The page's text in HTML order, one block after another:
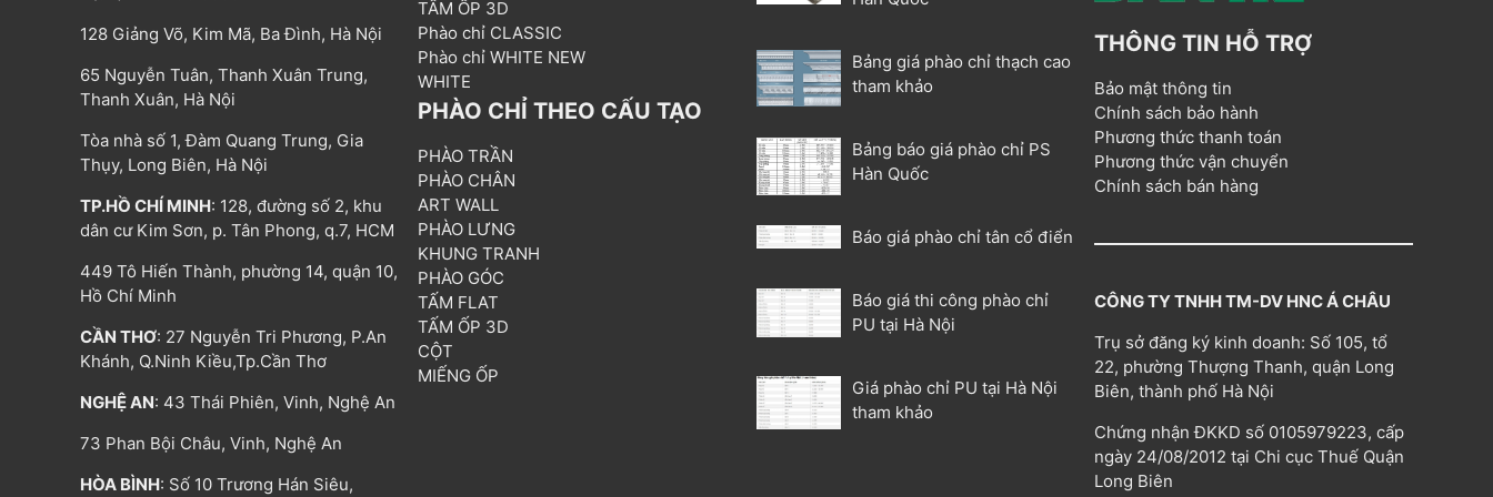
128 Giảng Võ, Kim Mã, Ba Đình, Hà Nội
65 Nguyễn Tuân, Thanh Xuân Trung,
Thanh Xuân, Hà Nội
Tòa nhà số 1, Đàm Quang Trung, Gia
Thụy, Long Biên, Hà Nội
TP.HỒ CHÍ MINH: 128, đường số 2, khu
dân cư Kim Sơn, p. Tân Phong, q.7, HCM
449 Tô Hiến Thành, phường 14, quận 10,
Hồ Chí Minh
CẦN THƠ: 27 Nguyễn Tri Phương, P.An
Khánh, Q.Ninh Kiều,Tp.Cần Thơ
NGHỆ AN: 43 Thái Phiên, Vinh, Nghệ An
73 Phan Bội Châu, Vinh, Nghệ An
HÒA BÌNH: Số 10 Trương Hán Siêu,
TẤM ỐP 3D
Phào chỉ CLASSIC
Phào chỉ WHITE NEW
WHITE
PHÀO CHỈ THEO CẤU TẠO
PHÀO TRẦN
PHÀO CHÂN
ART WALL
PHÀO LƯNG
KHUNG TRANH
PHÀO GÓC
TẤM FLAT
TẤM ỐP 3D
CỘT
MIẾNG ỐP
Bảng giá phào chỉ thạch cao
tham khảo
Bảng báo giá phào chỉ PS
Hàn Quốc
Báo giá phào chỉ tân cổ điển
Báo giá thi công phào chỉ
PU tại Hà Nội
Giá phào chỉ PU tại Hà Nội
tham khảo
THÔNG TIN HỖ TRỢ
Bảo mật thông tin
Chính sách bảo hành
Phương thức thanh toán
Phương thức vận chuyển
Chính sách bán hàng
CÔNG TY TNHH TM-DV HNC Á CHÂU
Trụ sở đăng ký kinh doanh: Số 105, tổ
22, phường Thượng Thanh, quận Long
Biên, thành phố Hà Nội
Chứng nhận ĐKKD số 0105979223, cấp
ngày 24/08/2012 tại Chi cục Thuế Quận
Long Biên